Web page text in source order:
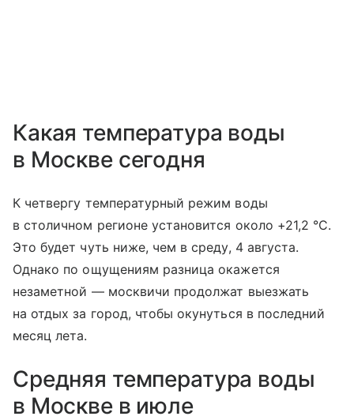
Какая температура воды
в Москве сегодня
К четвергу температурный режим воды
в столичном регионе установится около +21,2 °C.
Это будет чуть ниже, чем в среду, 4 августа.
Однако по ощущениям разница окажется
незаметной — москвичи продолжат выезжать
на отдых за город, чтобы окунуться в последний
месяц лета.
Средняя температура воды
в Москве в июле